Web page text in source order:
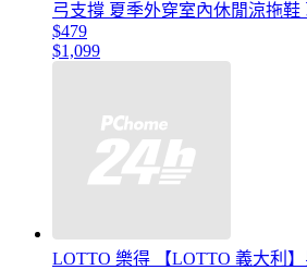
弓支撐 夏季外穿室內休閒涼拖
$479
$1,099
LOTTO 樂得 【LOTTO 義大利